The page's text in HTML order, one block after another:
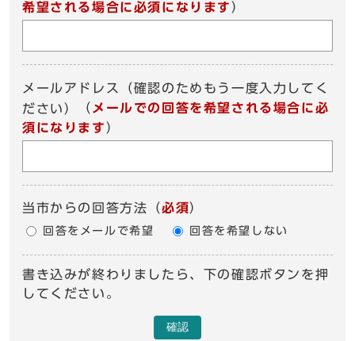
希望される場合に必須になります ）
メールアドレス（確認のためもう一度入力してく
ださい）
（ メールでの回答を希望される場合に必
須になります ）
当市からの回答方法 （必須）
回答をメールで希望 回答を希望しない
書き込みが終わりましたら、下の確認ボタンを押
してください。
確認